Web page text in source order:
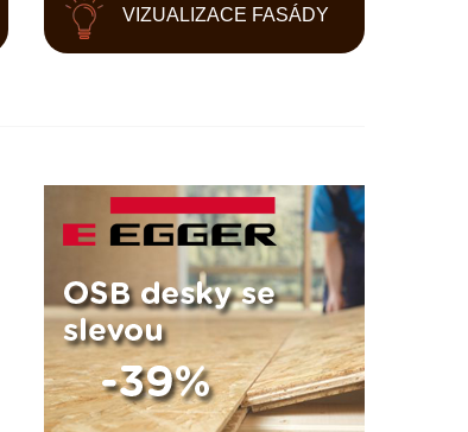
VIZUALIZACE FASÁDY